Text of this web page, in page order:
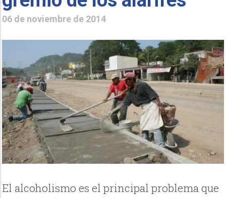
06 de noviembre de 2014
El alcoholismo es el principal problema que